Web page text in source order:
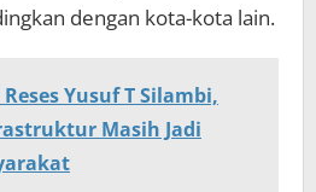
dengan kota-kota lain.
Yusuf T Silambi,
Masih Jadi